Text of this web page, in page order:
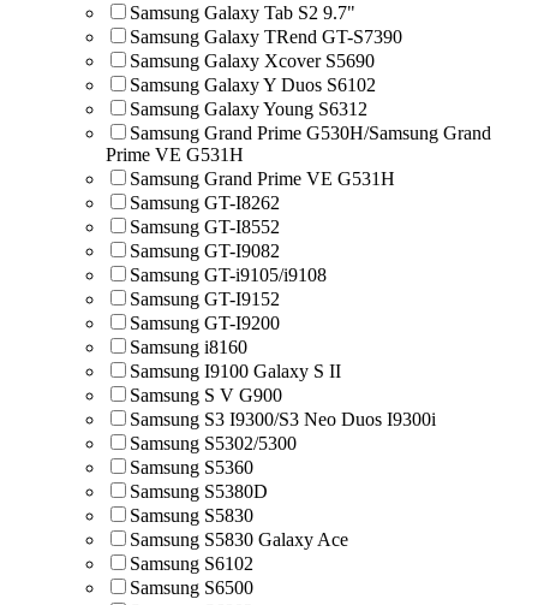
Samsung Galaxy Tab S2 9.7"
Samsung Galaxy TRend GT-S7390
Samsung Galaxy Xcover S5690
Samsung Galaxy Y Duos S6102
Samsung Galaxy Young S6312
Samsung Grand Prime G530H/Samsung Grand
Prime VE G531H
Samsung Grand Prime VE G531H
Samsung GT-I8262
Samsung GT-I8552
Samsung GT-I9082
Samsung GT-i9105/i9108
Samsung GT-I9152
Samsung GT-I9200
Samsung i8160
Samsung I9100 Galaxy S II
Samsung S V G900
Samsung S3 I9300/S3 Neo Duos I9300i
Samsung S5302/5300
Samsung S5360
Samsung S5380D
Samsung S5830
Samsung S5830 Galaxy Ace
Samsung S6102
Samsung S6500